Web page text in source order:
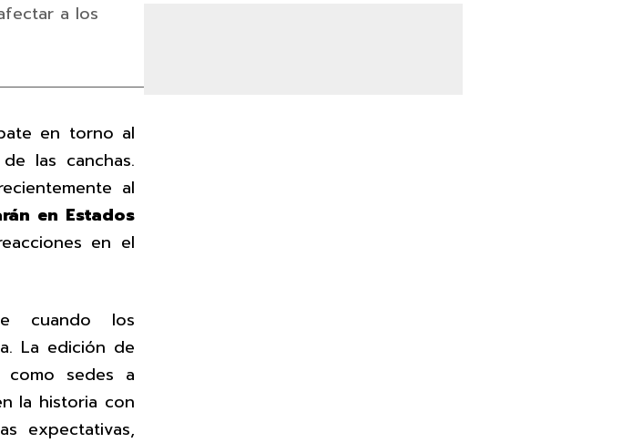
a los
en torno al
las canchas.
al
en Estados
en el
cuando los
La edición de
sedes a
la historia con
expectativas,